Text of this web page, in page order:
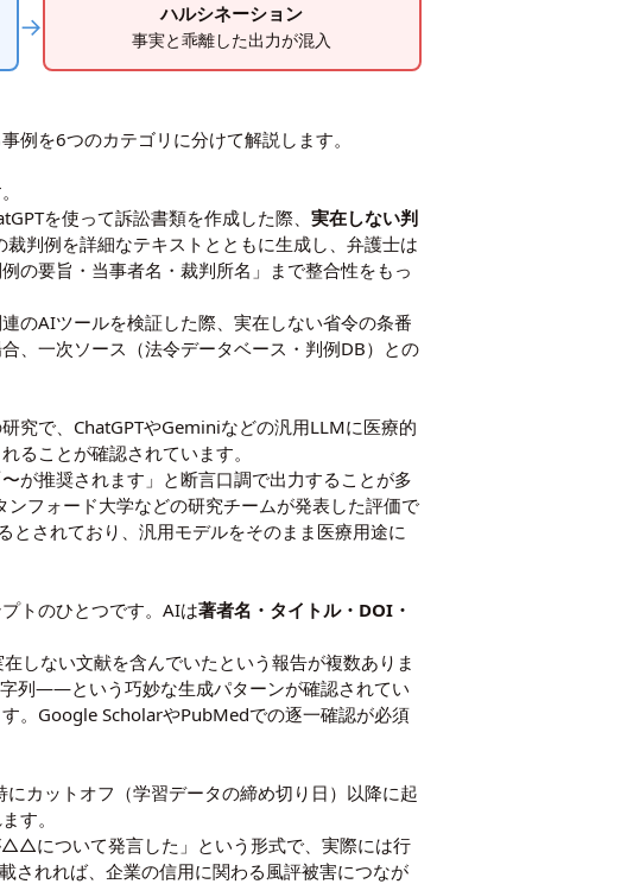
→ ハルシネーション
事実と乖離した出力が混入
例を6つのカテゴリに分けて解説します。
を使って訴訟書類を作成した際、実在しない判
判例を詳細なテキストとともに生成し、弁護士は
の要旨・当事者名・裁判所名」まで整合性をもっ
のAIツールを検証した際、実在しない省令の条番
、一次ソース（法令データベース・判例DB）との
究で、ChatGPTやGeminiなどの汎用LLMに医療的
ることが確認されています。
が推奨されます」と断言口調で出力することが多
フォード大学などの研究チームが発表した評価で
されており、汎用モデルをそのまま医療用途に
トのひとつです。AIは著者名・タイトル・DOI・
しない文献を含んでいたという報告が複数ありま
列——という巧妙な生成パターンが確認されてい
。Google ScholarやPubMedでの逐一確認が必須
カットオフ（学習データの締め切り日）以降に起
す。
△△について発言した」という形式で、実際には行
されれば、企業の信用に関わる風評被害につなが